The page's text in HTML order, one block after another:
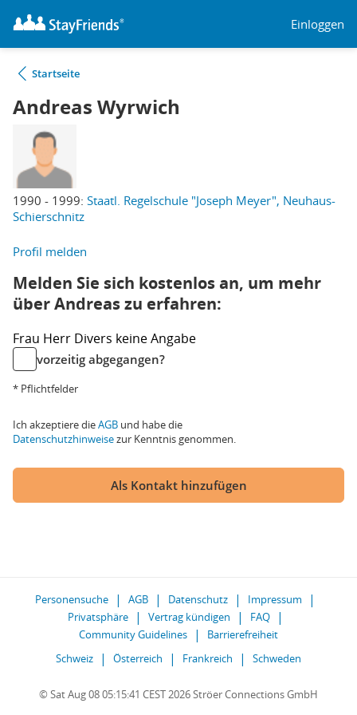
Einloggen
Startseite
Andreas Wyrwich
1990 - 1999: Staatl. Regelschule "Joseph Meyer", Neuhaus-
Schierschnitz
Profil melden
Melden Sie sich kostenlos an, um mehr
über Andreas zu erfahren:
Frau Herr Divers keine Angabe
vorzeitig abgegangen?
* Pflichtfelder
Ich akzeptiere dieAGB und habe die
Datenschutzhinweisezur Kenntnis genommen.
Als Kontakt hinzufügen
Personensuche AGB Datenschutz
Impressum
Privatsphäre
Vertrag kündigen
FAQ
Community Guidelines
Barrierefreiheit
Schweiz
Österreich Frankreich Schweden
© Sat Aug 08 05:15:41 CEST 2026 Ströer Connections GmbH